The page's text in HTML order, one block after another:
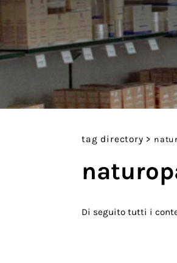
tag directory >
Di seguito tutti i